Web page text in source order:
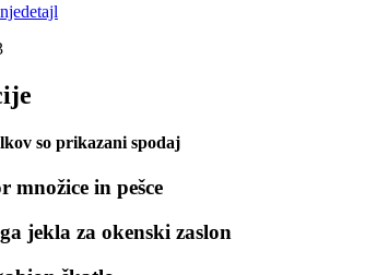
detajl
so prikazani spodaj
množice in pešce
jekla za okenski zaslon